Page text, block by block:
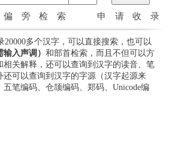
偏旁检索 申请收录
20000多个汉字，可以直接搜索，也可以
入声调） 和部首检索，而且不但可以方
关解释，还可以查询到汉字的读音、笔
还可以查询到汉字的字源（汉字起源来
笔编码、仓颉编码、郑码、Unicode编